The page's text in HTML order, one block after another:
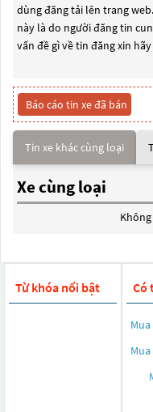
dùng đăng tải lên trang
này là do người đăng tin
vấn đề gì về tin đăng xin
Báo cáo tin xe đã bán
Tin xe khác cùng loại
Xe cùng loại
Từ khóa nổi bật Có